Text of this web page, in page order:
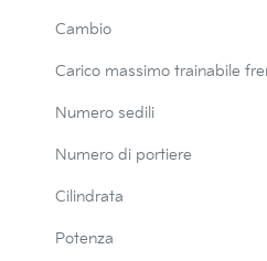
Cambio
Carico massimo trainabile
Numero sedili
Numero di portiere
Cilindrata
Potenza